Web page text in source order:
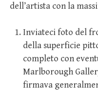
dell’artista con la
Inviateci foto del
della superficie
completo con
Marlborough
firmava